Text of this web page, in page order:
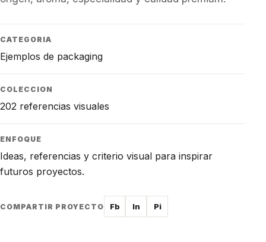
CATEGORIA
Ejemplos de packaging
COLECCION
202 referencias visuales
ENFOQUE
Ideas, referencias y criterio visual para inspirar
futuros proyectos.
COMPARTIR PROYECTO Fb In Pi